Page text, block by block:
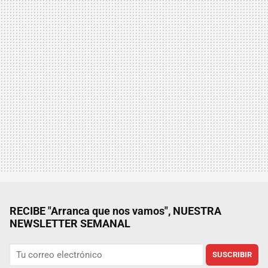
RECIBE "Arranca que nos vamos", NUESTRA
NEWSLETTER SEMANAL
SUSCRIBIR